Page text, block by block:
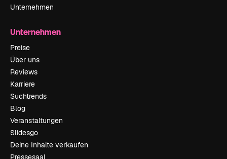
Unternehmen
Unternehmen
Preise
Über uns
Reviews
Karriere
Suchtrends
Blog
Veranstaltungen
Slidesgo
Deine Inhalte verkaufen
Pressesaal